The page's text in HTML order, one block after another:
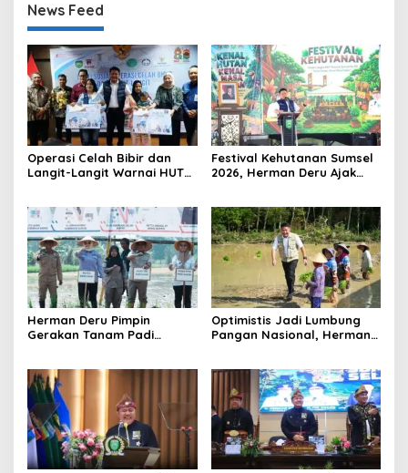
News Feed
Operasi Celah Bibir dan
Langit-Langit Warnai HUT
Festival Kehutanan Sumsel
2026, Herman Deru Ajak
Herman Deru Pimpin
Gerakan Tanam Padi
Juta Ton
Optimistis Jadi Lumbung
Pangan Nasional, Herman
Juta Ton